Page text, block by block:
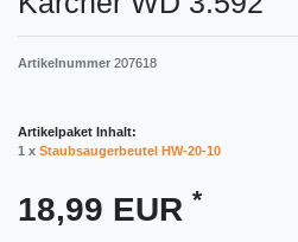
Artikelnummer 207618
Artikelpaket Inhalt:
1 x Staubsaugerbeutel HW-20-10
18,99 EUR *